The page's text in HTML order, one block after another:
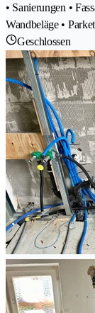
• Sanierungen •
Wandbeläge •
Geschlossen